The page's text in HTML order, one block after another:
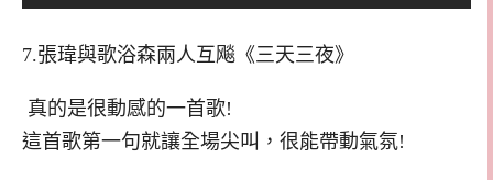
7.張瑋與歌浴森兩人互飚《三天三夜》
真的是很動感的一首歌!
這首歌第一句就讓全場尖叫，很能帶動氣氛!